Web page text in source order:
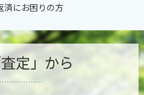
済にお困りの方
定」から